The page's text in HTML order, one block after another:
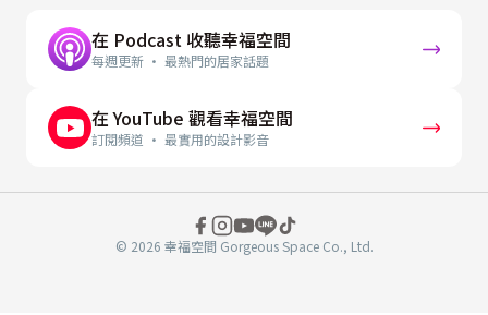
在 Podcast 收聽幸福空間
每週更新 · 最熱門的居家話題
在 YouTube 觀看幸福空間
訂閱頻道 · 最實用的設計影音
© 2026 幸福空間 Gorgeous Space Co., Ltd.